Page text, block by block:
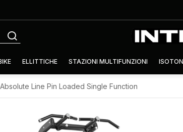
ELLITTICHE STAZIONI MULTIFUNZIONI
Absolute Line Pin Loaded Single Function